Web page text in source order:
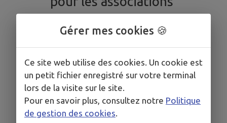
Associations
Gérer mes cookies 🍪
Ce site web utilise des cookies. Un cookie est
un petit fichier enregistré sur votre terminal
lors de la visite sur le site.
Pour en savoir plus, consultez notre Politique
de gestion des cookies.